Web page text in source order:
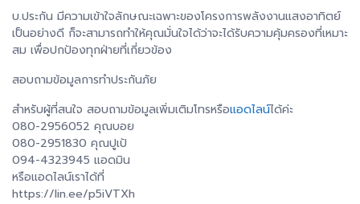
บ.ประกัน มีความเข้าใจลักษณะเฉพาะของโครงการพลังงานแสงอาทิตย์
เป็นอย่างดี ก็จะสามารถทำให้คุณมั่นใจได้ว่าจะได้รับความคุ้มครองที่เหมาะ
สม เพื่อปกป้องทุกฝ่ายที่เกี่ยวข้อง
สอบถามข้อมูลการทำประกันภัย
สำหรับผู้ที่สนใจ สอบถามข้อมูลเพิ่มเติมโทรหรือแอดไลน์ได้ค่ะ
080-2956052 คุณบอย
080-2951830 คุณปูเป้
094-4323945 แอดมิน
หรือแอดไลน์เราได้ที่
https://lin.ee/p5iVTXh